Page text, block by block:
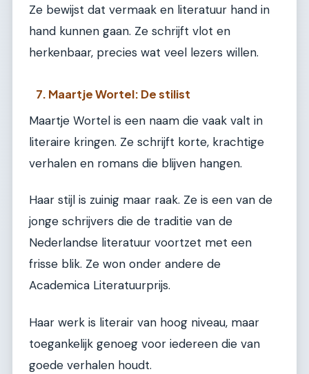
Ze bewijst dat vermaak en literatuur hand in
hand kunnen gaan. Ze schrijft vlot en
herkenbaar, precies wat veel lezers willen.
7. Maartje Wortel: De stilist
Maartje Wortel is een naam die vaak valt in
literaire kringen. Ze schrijft korte, krachtige
verhalen en romans die blijven hangen.
Haar stijl is zuinig maar raak. Ze is een van de
jonge schrijvers die de traditie van de
Nederlandse literatuur voortzet met een
frisse blik. Ze won onder andere de
Academica Literatuurprijs.
Haar werk is literair van hoog niveau, maar
toegankelijk genoeg voor iedereen die van
goede verhalen houdt.